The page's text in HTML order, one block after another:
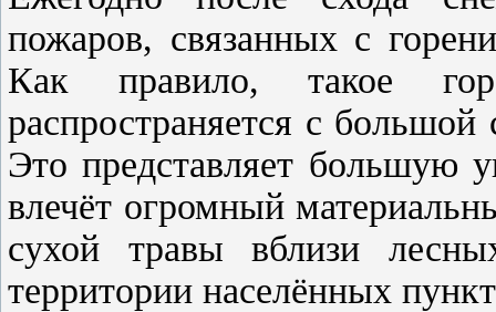
пожаров, связанных с
Как правило, такое
распространяется с
Это представляет большую
влечёт огромный
сухой травы вблизи
территории населённых